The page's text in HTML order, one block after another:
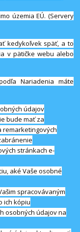
územia EÚ. (Servery
kedykoľvek späť, a to
v pätičke webu alebo
Nariadenia máte
údajov
bude mať za
stránkach e-
aké Vaše osobné
spracovávaným
ich kópiu
osobných údajov na